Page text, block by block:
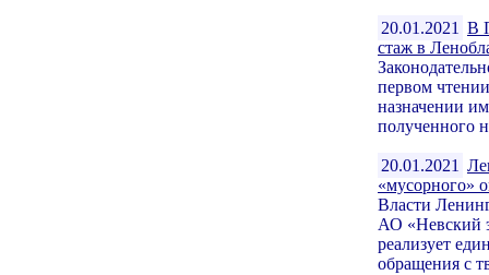
20.01.2021 В
стаж в
первом
назначении
полученного
20.01.2021
«мусорного»
Власти
АО «Невский
реализует
обращения с